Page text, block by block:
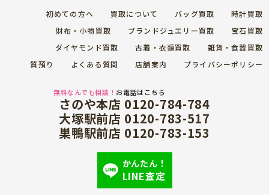
初めての方へ 買取について バッグ買取
時計買取
財布・小物買取
ブランドジュエリー買取
宝石買取
ダイヤモンド買取
古着・衣類買取
雑貨・食器買取
質預り
よくある質問 店舗案内 プライバシーポリシー
無料なんでも相談！お電話はこちら
さのや本店 0120-784-784
大塚駅前店 0120-783-517
巣鴨駅前店 0120-783-153
かんたん！
LINE査定